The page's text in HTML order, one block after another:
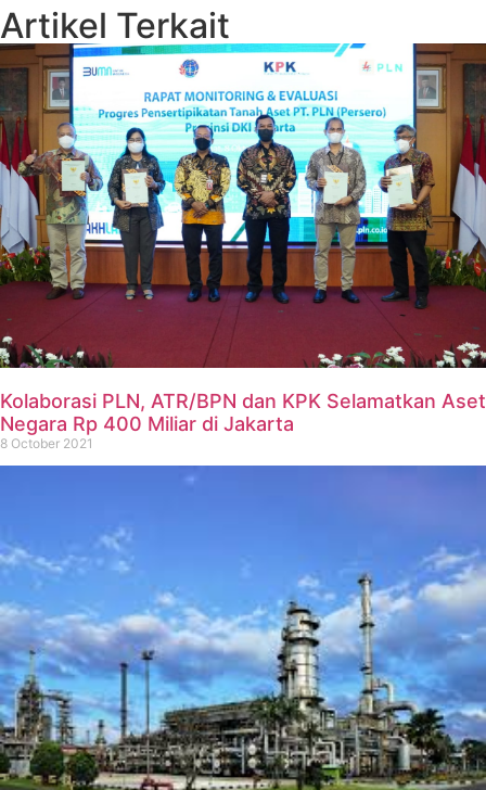
Artikel Terkait
Kolaborasi PLN, ATR/BPN dan KPK Selamatkan Aset
Negara Rp 400 Miliar di Jakarta
8 October 2021